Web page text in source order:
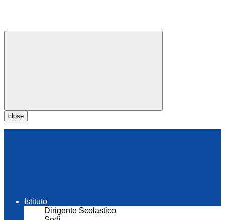
close
Istituto
Dirigente Scolastico